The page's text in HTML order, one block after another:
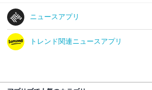
ニュースアプリ
トレンド関連ニュースアプリ